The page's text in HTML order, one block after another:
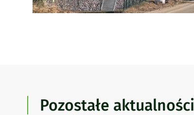
Pozostałe aktualności